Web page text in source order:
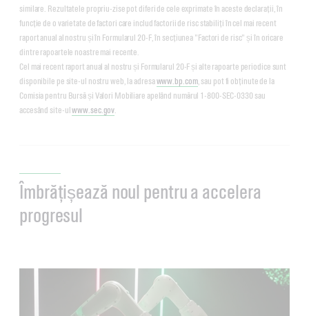
similare. Rezultatele propriu-zise pot diferi de cele exprimate în aceste declarații, în
funcție de o varietate de factori care includ factorii de risc stabiliți în cel mai recent
raport anual al nostru și în Formularul 20-F, în secțiunea "Factori de risc" și în oricare
dintre rapoartele noastre mai recente.
Cel mai recent raport anual al nostru și Formularul 20-F și alte rapoarte periodice sunt
disponibile pe site-ul nostru web, la adresawww.bp.com, sau pot fi obținute de la
Comisia pentru Bursă și Valori Mobiliare apelând numărul 1-800-SEC-0330 sau
accesând site-ulwww.sec.gov
Îmbrățișează noul pentru a accelera
progresul